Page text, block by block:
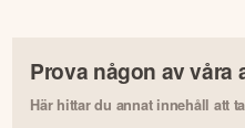
Prova någon av våra
Här hittar du annat innehåll att